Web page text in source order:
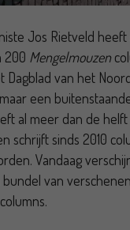
Jos Rietveld
200 Mengelmouzen
Dagblad van het
een
al meer dan de
schrijft sinds 2010
Vandaag
bundel van